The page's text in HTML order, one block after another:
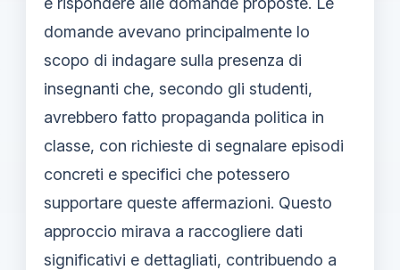
domande avevano principalmente lo
scopo di indagare sulla presenza di
insegnanti che, secondo gli studenti,
avrebbero fatto propaganda politica in
classe, con richieste di segnalare episodi
concreti e specifici che potessero
supportare queste affermazioni. Questo
approccio mirava a raccogliere dati
significativi e dettagliati, contribuendo a